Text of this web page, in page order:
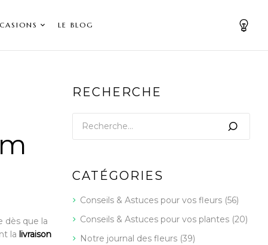
LE BLOG
dès que la
la livraison
RECHERCHE
CATÉGORIES
Conseils & Astuces pour vos fleurs(56)
Conseils & Astuces pour vos plantes(20)
Notre journal des fleurs(39)